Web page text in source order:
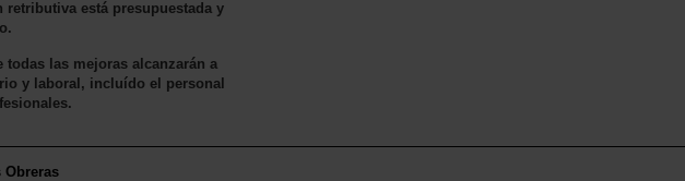
retributiva está presupuestada y
las mejoras alcanzarán a
y laboral, incluído el personal
Obreras